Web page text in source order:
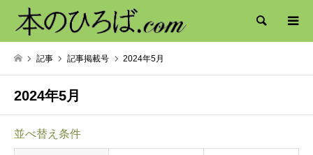
検索
記事 記事掲載号 2024年5月
2024年5月
並べ替え条件